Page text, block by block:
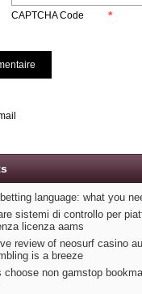
CAPTCHA Code *
language: what you
sistemi di controllo per
licenza aams
review of neosurf casino
is a breeze
choose non gamstop